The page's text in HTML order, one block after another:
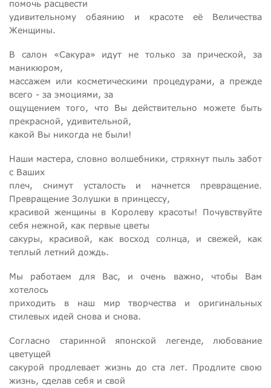
помочь расцвести
удивительному обаянию и красоте её Величества
Женщины.
В салон «Сакура» идут не только за прической, за
маникюром,
массажем или косметическими процедурами, а прежде
всего - за эмоциями, за
ощущением того, что Вы действительно можете быть
прекрасной, удивительной,
какой Вы никогда не были!
Наши мастера, словно волшебники, стряхнут пыль забот
с Ваших
плеч, снимут усталость и начнется превращение.
Превращение Золушки в принцессу,
красивой женщины в Королеву красоты! Почувствуйте
себя нежной, как первые цветы
сакуры, красивой, как восход солнца, и свежей, как
теплый летний дождь.
Мы работаем для Вас, и очень важно, чтобы Вам
хотелось
приходить в наш мир творчества и оригинальных
стилевых идей снова и снова.
Согласно старинной японской легенде, любование
цветущей
сакурой продлевает жизнь до ста лет. Продлите свою
жизнь, сделав себя и свой